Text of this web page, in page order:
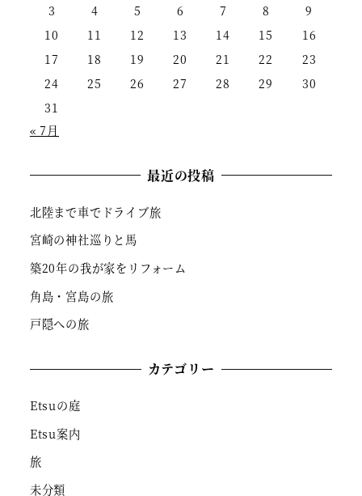
3
4 5 6 7 8
9
10
11 12 13 14 15
16
17
18 19 20 21 22
23
24
25 26 27 28 29
30
31
« 7月
最近の投稿
北陸まで車でドライブ旅
宮崎の神社巡りと馬
築20年の我が家をリフォーム
角島・宮島の旅
戸隠への旅
カテゴリー
Etsuの庭
Etsu案内
旅
未分類